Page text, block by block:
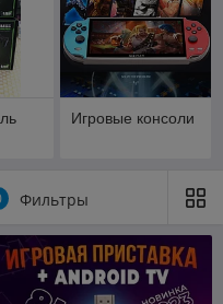
Игровые консоли
Фильтры